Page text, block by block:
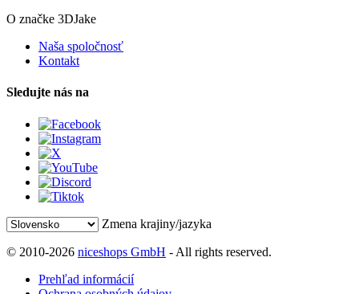
O značke 3DJake
Naša spoločnosť
Kontakt
Sledujte nás na
Zmena krajiny/jazyka
© 2010-2026 niceshops GmbH - All rights reserved.
Prehľad informácií